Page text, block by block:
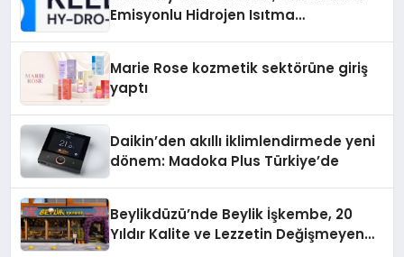
Emisyonlu Hidrojen Isıtma
Marie Rose kozmetik sektörüne giriş
yaptı
Daikin’den akıllı iklimlendirmede yeni
dönem: Madoka Plus Türkiye’de
Beylikdüzü’nde Beylik İşkembe, 20
Yıldır Kalite ve Lezzetin Değişmeyen